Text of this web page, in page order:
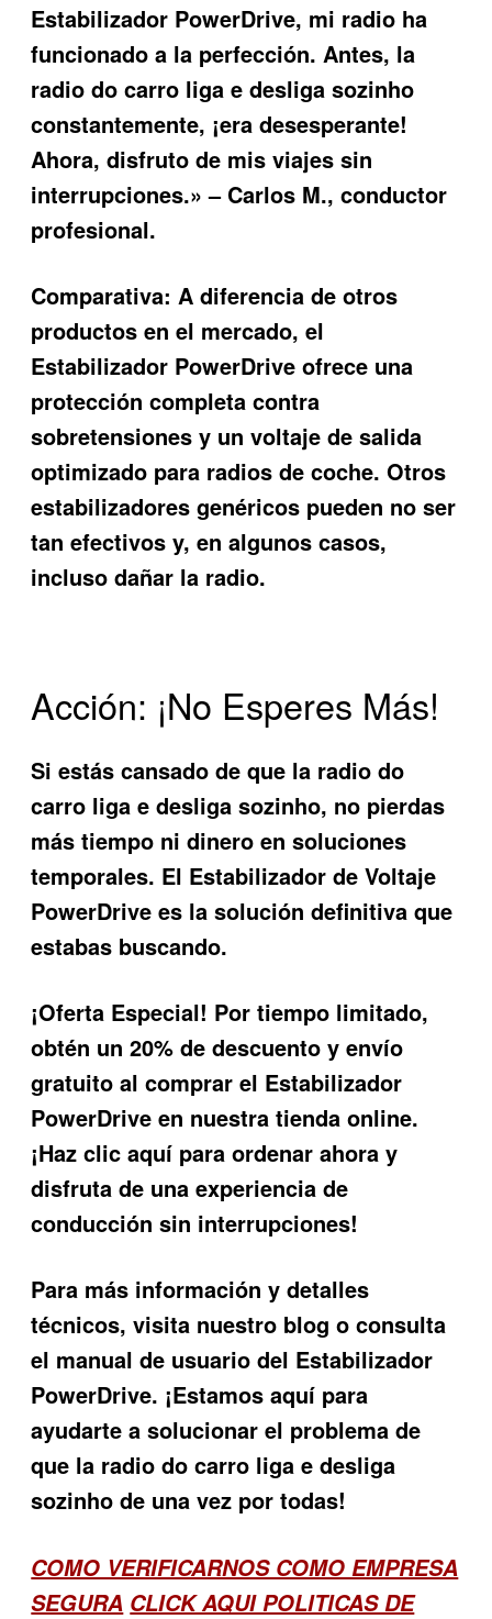
Estabilizador PowerDrive, mi radio ha
funcionado a la perfección. Antes, la
radio do carro liga e desliga sozinho
constantemente, ¡era desesperante!
Ahora, disfruto de mis viajes sin
interrupciones.» – Carlos M., conductor
profesional.
Comparativa: A diferencia de otros
productos en el mercado, el
Estabilizador PowerDrive ofrece una
protección completa contra
sobretensiones y un voltaje de salida
optimizado para radios de coche. Otros
estabilizadores genéricos pueden no ser
tan efectivos y, en algunos casos,
incluso dañar la radio.
Acción: ¡No Esperes Más!
Si estás cansado de que la radio do
carro liga e desliga sozinho, no pierdas
más tiempo ni dinero en soluciones
temporales. El Estabilizador de Voltaje
PowerDrive es la solución definitiva que
estabas buscando.
¡Oferta Especial! Por tiempo limitado,
obtén un 20% de descuento y envío
gratuito al comprar el Estabilizador
PowerDrive en nuestra tienda online.
¡Haz clic aquí para ordenar ahora y
disfruta de una experiencia de
conducción sin interrupciones!
Para más información y detalles
técnicos, visita nuestro blog o consulta
el manual de usuario del Estabilizador
PowerDrive. ¡Estamos aquí para
ayudarte a solucionar el problema de
que la radio do carro liga e desliga
sozinho de una vez por todas!
COMO VERIFICARNOS COMO EMPRESA
SEGURA CLICK AQUI POLITICAS DE